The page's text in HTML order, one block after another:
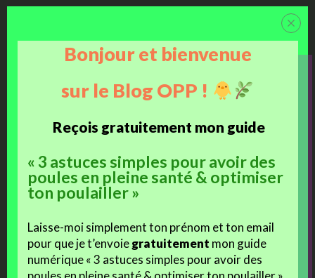
j'aime
Bonjour et bienvenue
sur le Blog OPP !
Reçois gratuitement mon guide
« 3 astuces simples pour avoir des
poules en pleine santé & optimiser
ton poulailler »
Laisse-moi simplement ton prénom et ton email
pour que je t’envoiegratuitement mon guide
numérique « 3 astuces simples pour avoir des